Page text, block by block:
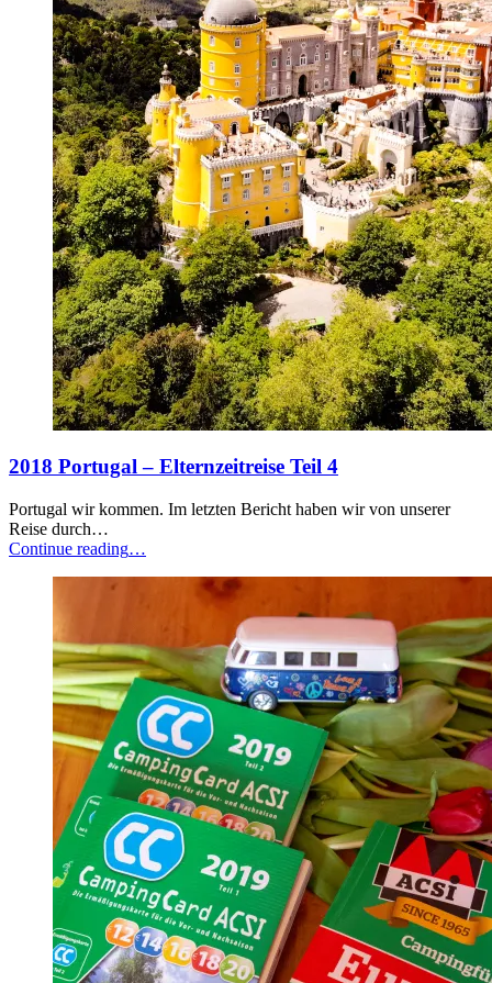
2018 Portugal – Elternzeitreise Teil 4
Portugal wir kommen. Im letzten Bericht haben wir von unserer
Reise durch…
Continue reading“2018
Elternzeitreise
4”
…